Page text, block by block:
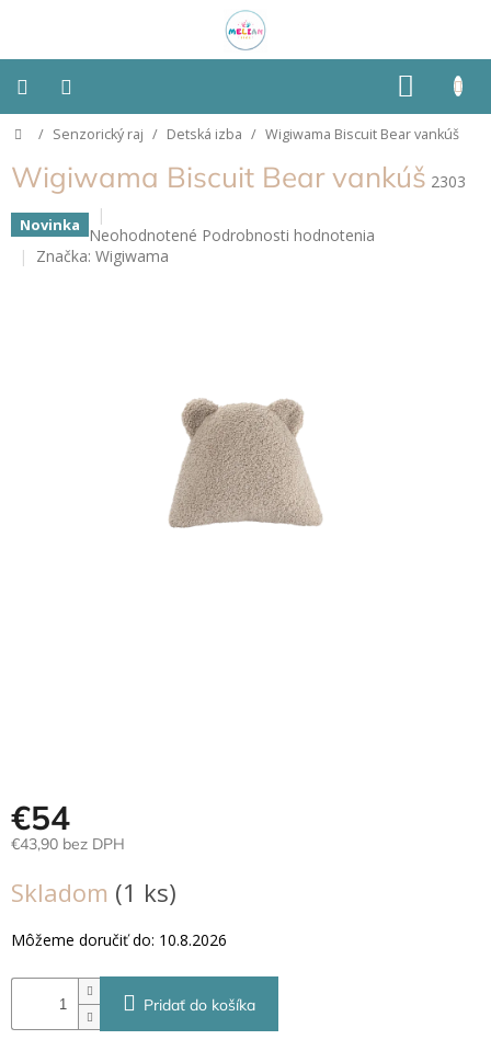
KOŠÍK
Montessori
Detská
izba
Senzorické
Prihlásenie
Domov
/ Senzorický raj / Detská izba / Wigiwama Biscuit Bear vankúš
Wigiwama Biscuit Bear vankúš 2303
Novinka Priemerné
hodnotenie
Neohodnotené Podrobnosti hodnotenia
Značka: Wigiwama
€54
€43,90 bez DPH
cena:
Skladom (1 ks)
Môžeme doručiť do: 10.8.2026
Pridať do košíka